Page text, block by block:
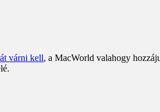
várni kell, a MacWorld valahogy